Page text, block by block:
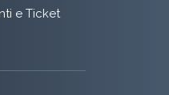
e Ticket